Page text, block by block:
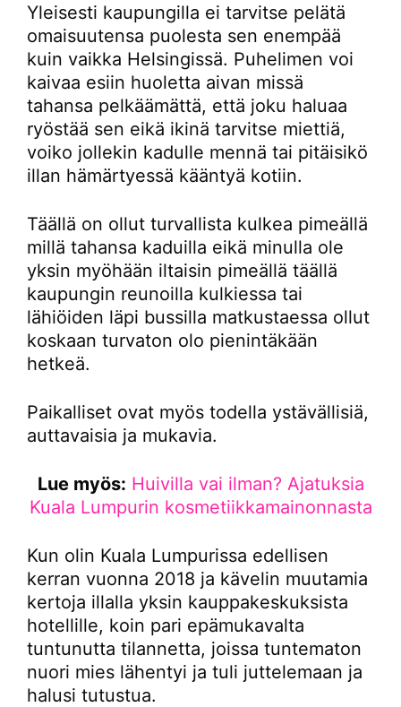
Yleisesti kaupungilla ei tarvitse pelätä
omaisuutensa puolesta sen enempää
kuin vaikka Helsingissä. Puhelimen voi
kaivaa esiin huoletta aivan missä
tahansa pelkäämättä, että joku haluaa
ryöstää sen eikä ikinä tarvitse miettiä,
voiko jollekin kadulle mennä tai pitäisikö
illan hämärtyessä kääntyä kotiin.
Täällä on ollut turvallista kulkea pimeällä
millä tahansa kaduilla eikä minulla ole
yksin myöhään iltaisin pimeällä täällä
kaupungin reunoilla kulkiessa tai
lähiöiden läpi bussilla matkustaessa ollut
koskaan turvaton olo pienintäkään
hetkeä.
Paikalliset ovat myös todella ystävällisiä,
auttavaisia ja mukavia.
Lue myös: Huivilla vai ilman? Ajatuksia
Kuala Lumpurin kosmetiikkamainonnasta
Kun olin Kuala Lumpurissa edellisen
kerran vuonna 2018 ja kävelin muutamia
kertoja illalla yksin kauppakeskuksista
hotellille, koin pari epämukavalta
tuntunutta tilannetta, joissa tuntematon
nuori mies lähentyi ja tuli juttelemaan ja
halusi tutustua.